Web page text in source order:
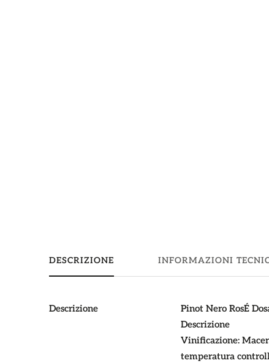
DESCRIZIONE INFORMAZIONI
Descrizione
Pinot Nero RosÉ
Descrizione
Vinificazione:
temperatura